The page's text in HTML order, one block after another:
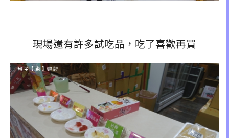
現場還有許多試吃品，吃了喜歡再買